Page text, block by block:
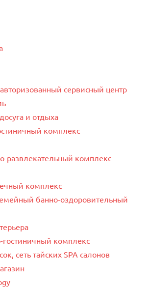
сервисный центр
и отдыха
комплекс
развлекательный комплекс
комплекс
банно-оздоровительный
гостиничный комплекс
сеть тайских SPA салонов